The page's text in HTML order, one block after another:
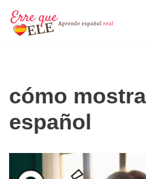
Saltar
cómo
español